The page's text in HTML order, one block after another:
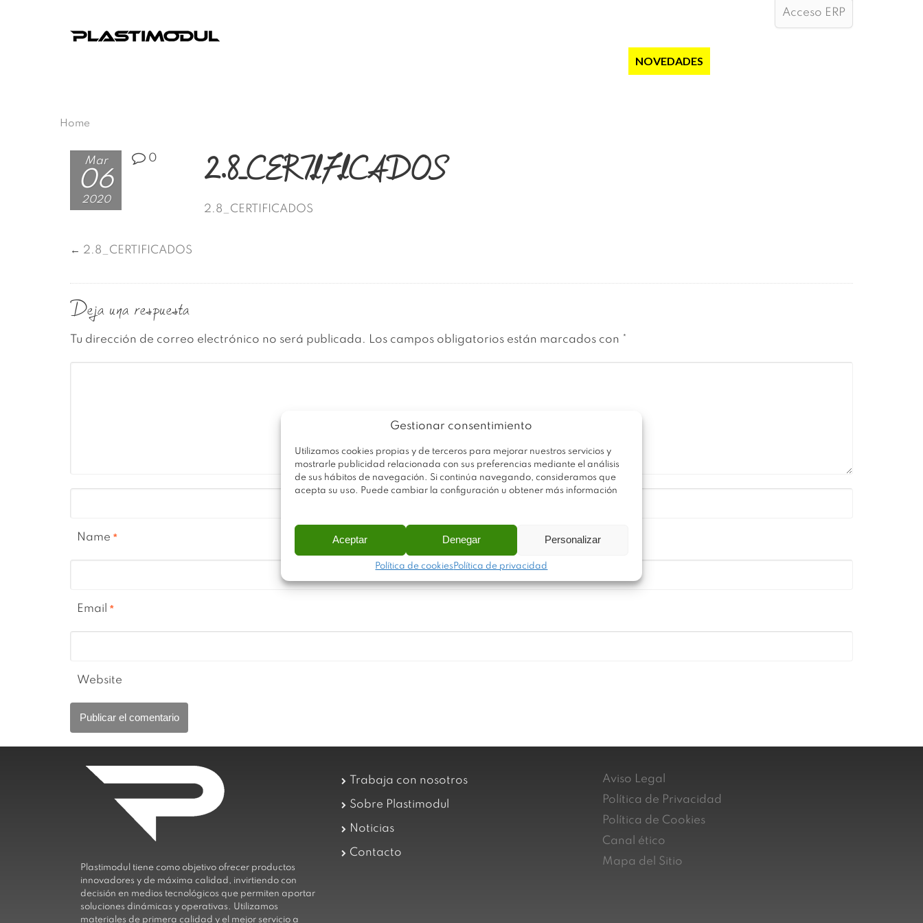
Gestionar consentimiento
Utilizamos cookies propias y de terceros para mejorar nuestros servicios y
mostrarle publicidad relacionada con sus preferencias mediante el análisis
de sus hábitos de navegación. Si continúa navegando, consideramos que
acepta su uso. Puede cambiar la configuración u obtener más información
Aceptar Denegar Personalizar
Política de cookies Política de privacidad
Acceso ERP
NOVEDADES
Home
Mar
06
2020
0 2.8_CERTIFICADOS
2.8_CERTIFICADOS
← 2.8_CERTIFICADOS
Deja una respuesta
Tu dirección de correo electrónico no será publicada. Los campos obligatorios están marcados con *
Name *
Email *
Website
Plastimodul tiene como objetivo ofrecer productos
innovadores y de máxima calidad, invirtiendo con
decisión en medios tecnológicos que permiten aportar
soluciones dinámicas y operativas. Utilizamos
materiales de primera calidad y el mejor servicio a
Trabaja con nosotros
Sobre Plastimodul
Noticias
Contacto
Aviso Legal
Política de Privacidad
Política de Cookies
Canal ético
Mapa del Sitio